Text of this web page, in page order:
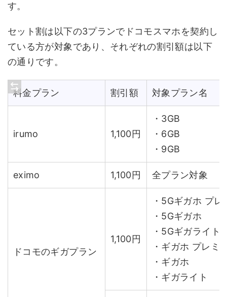
す。
セット割は以下の3プランでドコモスマホを契約し
ている方が対象であり、それぞれの割引額は以下
の通りです。
料金プラン 割引額 対象プラン名
irumo 1,100円
・3GB
・6GB
・9GB
eximo 1,100円 全プラン対象
ドコモのギガプラン
1,100円
・5Gギガホ プレ
・5Gギガホ
・5Gギガライト
・ギガホ プレミ
・ギガホ
・ギガライト